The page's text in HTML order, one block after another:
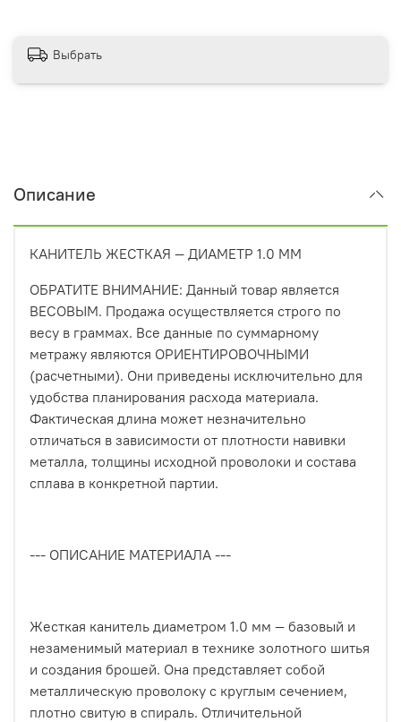
Выбрать
Описание
КАНИТЕЛЬ ЖЕСТКАЯ — ДИАМЕТР 1.0 ММ
ОБРАТИТЕ ВНИМАНИЕ: Данный товар является
ВЕСОВЫМ. Продажа осуществляется строго по
весу в граммах. Все данные по суммарному
метражу являются ОРИЕНТИРОВОЧНЫМИ
(расчетными). Они приведены исключительно для
удобства планирования расхода материала.
Фактическая длина может незначительно
отличаться в зависимости от плотности навивки
металла, толщины исходной проволоки и состава
сплава в конкретной партии.
--- ОПИСАНИЕ МАТЕРИАЛА ---
Жесткая канитель диаметром 1.0 мм — базовый и
незаменимый материал в технике золотного шитья
и создания брошей. Она представляет собой
металлическую проволоку с круглым сечением,
плотно свитую в спираль. Отличительной